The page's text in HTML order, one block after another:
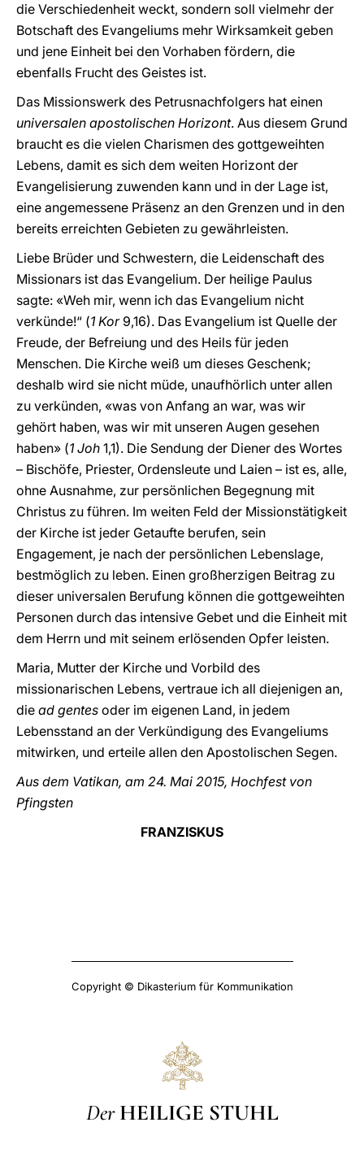
die Verschiedenheit weckt, sondern soll vielmehr der
Botschaft des Evangeliums mehr Wirksamkeit geben
und jene Einheit bei den Vorhaben fördern, die
ebenfalls Frucht des Geistes ist.
Das Missionswerk des Petrusnachfolgers hat einen
universalen apostolischen Horizont. Aus diesem Grund
braucht es die vielen Charismen des gottgeweihten
Lebens, damit es sich dem weiten Horizont der
Evangelisierung zuwenden kann und in der Lage ist,
eine angemessene Präsenz an den Grenzen und in den
bereits erreichten Gebieten zu gewährleisten.
Liebe Brüder und Schwestern, die Leidenschaft des
Missionars ist das Evangelium. Der heilige Paulus
sagte: «Weh mir, wenn ich das Evangelium nicht
verkünde!“ (1 Kor9,16). Das Evangelium ist Quelle der
Freude, der Befreiung und des Heils für jeden
Menschen. Die Kirche weiß um dieses Geschenk;
deshalb wird sie nicht müde, unaufhörlich unter allen
zu verkünden, «was von Anfang an war, was wir
gehört haben, was wir mit unseren Augen gesehen
haben» (1 Joh 1,1). Die Sendung der Diener des Wortes
– Bischöfe, Priester, Ordensleute und Laien – ist es, alle,
ohne Ausnahme, zur persönlichen Begegnung mit
Christus zu führen. Im weiten Feld der Missionstätigkeit
der Kirche ist jeder Getaufte berufen, sein
Engagement, je nach der persönlichen Lebenslage,
bestmöglich zu leben. Einen großherzigen Beitrag zu
dieser universalen Berufung können die gottgeweihten
Personen durch das intensive Gebet und die Einheit mit
dem Herrn und mit seinem erlösenden Opfer leisten.
Maria, Mutter der Kirche und Vorbild des
missionarischen Lebens, vertraue ich all diejenigen an,
die ad gentes oder im eigenen Land, in jedem
Lebensstand an der Verkündigung des Evangeliums
mitwirken, und erteile allen den Apostolischen Segen.
Aus dem Vatikan, am 24. Mai 2015, Hochfest von
Pfingsten
FRANZISKUS
Copyright © Dikasterium für Kommunikation
Der HEILIGE STUHL